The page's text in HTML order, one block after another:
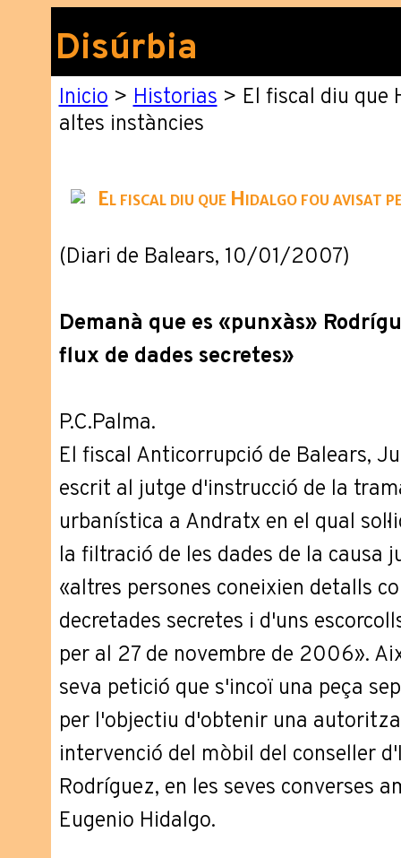
Disúrbia
Inicio>Historias> El fiscal diu que
altes instàncies
El fiscal diu que Hidalgo fou avisat
(Diari de Balears, 10/01/2007)
Demanà que es «punxàs»
flux de dades secretes»
P.C.Palma.
El fiscal Anticorrupció de Balears,
escrit al jutge d'instrucció de la
urbanística a Andratx en el qual
la filtració de les dades de la causa
«altres persones coneixien detalls
decretades secretes i d'uns
per al 27 de novembre de 2006».
seva petició que s'incoï una peça
per l'objectiu d'obtenir una
intervenció del mòbil del conseller
Rodríguez, en les seves converses
Eugenio Hidalgo.